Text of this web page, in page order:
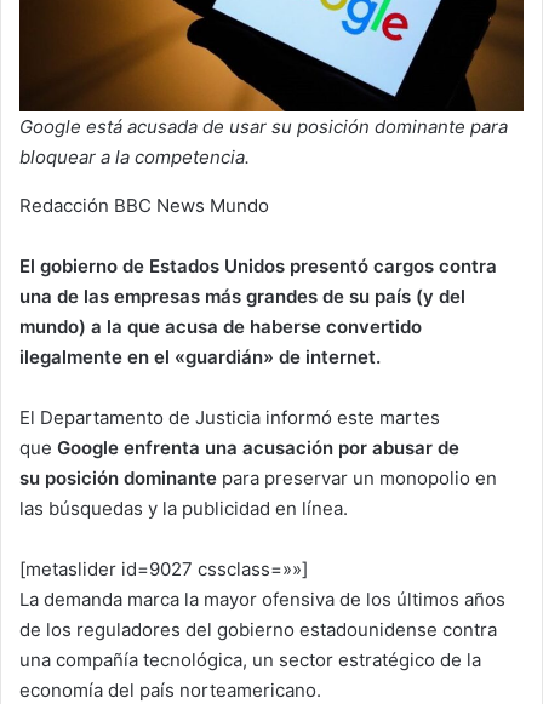
Google está acusada de usar su posición dominante para
bloquear a la competencia.
Redacción BBC News Mundo
El gobierno de Estados Unidos presentó cargos contra
una de las empresas más grandes de su país (y del
mundo) a la que acusa de haberse convertido
ilegalmente en el «guardián» de internet.
El Departamento de Justicia informó este martes
que Google enfrenta una acusación por abusar de
su posición dominante para preservar un monopolio en
las búsquedas y la publicidad en línea.
[metaslider id=9027 cssclass=»»]
La demanda marca la mayor ofensiva de los últimos años
de los reguladores del gobierno estadounidense contra
una compañía tecnológica, un sector estratégico de la
economía del país norteamericano.